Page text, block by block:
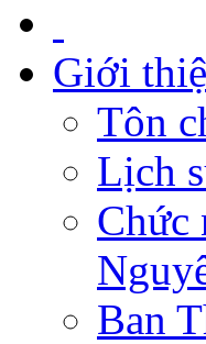
Giới
Tôn
Lịch
Chức
Ban